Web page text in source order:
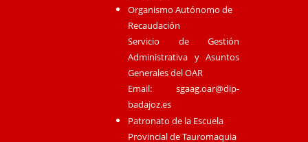
Organismo Autónomo de
Recaudación
Servicio de Gestión
Administrativa y Asuntos
Generales del OAR
Email:sgaag.oar@dip-
badajoz.es
Patronato de la Escuela
Provincial de Tauromaquia